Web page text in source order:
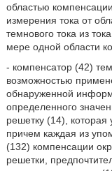
областью
измерения тока от
темнового тока из
мере одной области
- компенсатор (42)
возможностью
обнаруженной
определенного
решетку (14), которая
причем каждая из
(132) компенсации
решетки,